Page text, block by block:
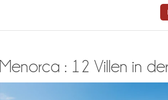
Menorca : 12 Villen in